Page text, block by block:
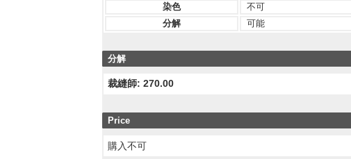
染色
不可
分解
可能
分解
裁縫師: 270.00
Price
購入不可